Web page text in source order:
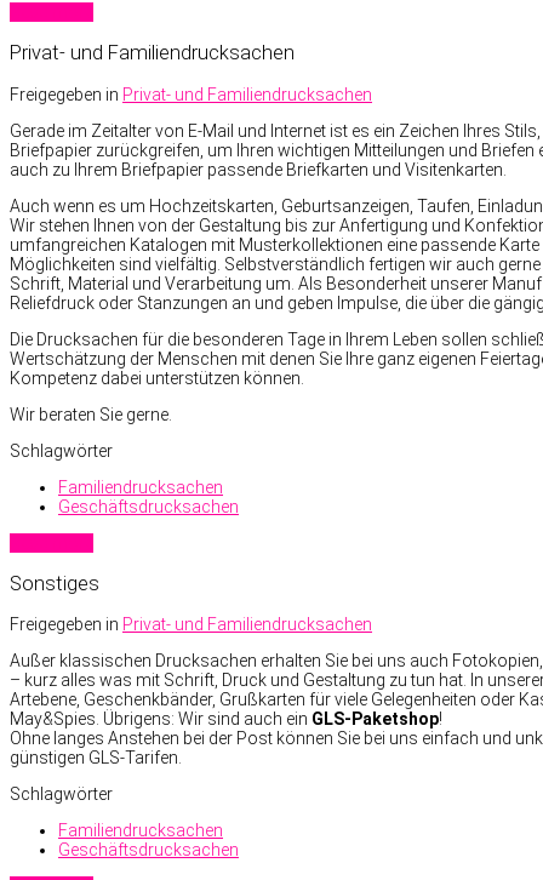
Privat- und Familiendrucksachen
Freigegeben in Privat- und Familiendrucksachen
Gerade im Zeitalter von E-Mail und Internet ist es ein Zeichen Ihres
Briefpapier zurückgreifen, um Ihren wichtigen Mitteilungen und
auch zu Ihrem Briefpapier passende Briefkarten und Visitenkarten.
Auch wenn es um Hochzeitskarten, Geburtsanzeigen, Taufen,
Wir stehen Ihnen von der Gestaltung bis zur Anfertigung und
umfangreichen Katalogen mit Musterkollektionen eine passende
Möglichkeiten sind vielfältig. Selbstverständlich fertigen wir auch
Schrift, Material und Verarbeitung um. Als Besonderheit unserer
Reliefdruck oder Stanzungen an und geben Impulse, die über die
Die Drucksachen für die besonderen Tage in Ihrem Leben sollen
Wertschätzung der Menschen mit denen Sie Ihre ganz eigenen
Kompetenz dabei unterstützen können.
Wir beraten Sie gerne.
Schlagwörter
Familiendrucksachen
Geschäftsdrucksachen
Sonstiges
Freigegeben in Privat- und Familiendrucksachen
Außer klassischen Drucksachen erhalten Sie bei uns auch
– kurz alles was mit Schrift, Druck und Gestaltung zu tun hat. In
Artebene, Geschenkbänder, Grußkarten für viele Gelegenheiten oder
May&Spies. Übrigens: Wir sind auch ein GLS-Paketshop!
Ohne langes Anstehen bei der Post können Sie bei uns einfach und
günstigen GLS-Tarifen.
Schlagwörter
Familiendrucksachen
Geschäftsdrucksachen